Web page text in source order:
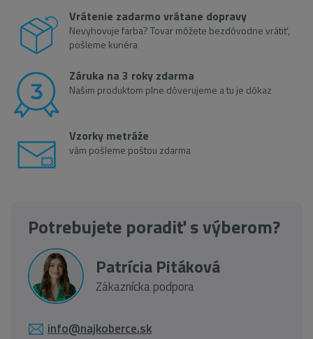
Vrátenie zadarmo vrátane dopravy
Nevyhovuje farba? Tovar môžete bezdôvodne vrátiť,
pošleme kuriéra
Záruka na 3 roky zdarma
Našim produktom plne dôverujeme a tu je dôkaz
Vzorky metráže
vám pošleme poštou zdarma
Potrebujete poradiť s výberom?
Patrícia Pitáková
Zákaznícka podpora
info@najkoberce.sk